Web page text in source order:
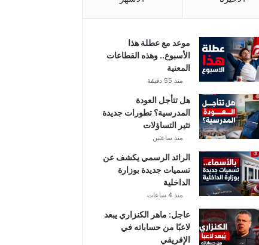
موعد مع عطلة هذا
الأسبوع.. وهذه القطاعات
المعنية
منذ 55 دقيقة
هل تتأجل العودة
المدرسية؟ تطورات جديدة
تثير التساؤلات
منذ ساعتين
الرائد الرسمي يكشف عن
تسميات جديدة بوزارة
الداخلية
منذ 4 ساعات
عاجل: ماهر الكنزاري يبعد
لاعبًا من حساباته في
الإفريقي